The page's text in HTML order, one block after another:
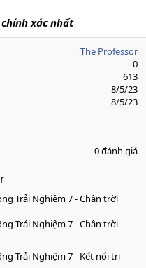
xác nhất
The Professor
0
613
8/5/23
8/5/23
0 đánh giá
Trải Nghiệm 7 - Chân trời
Trải Nghiệm 7 - Chân trời
Trải Nghiệm 7 - Kết nối tri